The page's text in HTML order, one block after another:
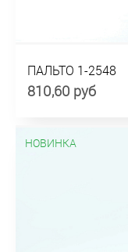
ПАЛЬТО 1-2548
810,60 руб
НОВИНКА